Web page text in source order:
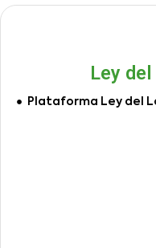
Ley
Plataforma Ley del